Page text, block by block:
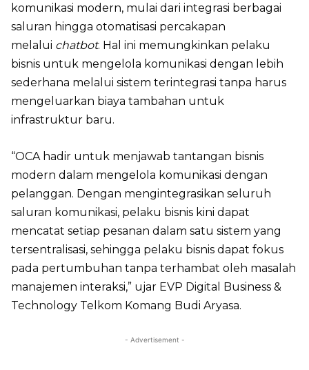
komunikasi modern, mulai dari integrasi berbagai
saluran hingga otomatisasi percakapan
melalui chatbot. Hal ini memungkinkan pelaku
bisnis untuk mengelola komunikasi dengan lebih
sederhana melalui sistem terintegrasi tanpa harus
mengeluarkan biaya tambahan untuk
infrastruktur baru.
“OCA hadir untuk menjawab tantangan bisnis
modern dalam mengelola komunikasi dengan
pelanggan. Dengan mengintegrasikan seluruh
saluran komunikasi, pelaku bisnis kini dapat
mencatat setiap pesanan dalam satu sistem yang
tersentralisasi, sehingga pelaku bisnis dapat fokus
pada pertumbuhan tanpa terhambat oleh masalah
manajemen interaksi,” ujar EVP Digital Business &
Technology Telkom Komang Budi Aryasa.
- Advertisement -